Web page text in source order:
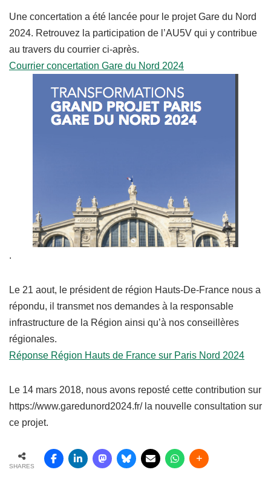
Une concertation a été lancée pour le projet Gare du Nord
2024. Retrouvez la participation de l’AU5V qui y contribue
au travers du courrier ci-après.
Courrier concertation Gare du Nord 2024
.
Le 21 aout, le président de région Hauts-De-France nous a
répondu, il transmet nos demandes à la responsable
infrastructure de la Région ainsi qu’à nos conseillères
régionales.
Réponse Région Hauts de France sur Paris Nord 2024
Le 14 mars 2018, nous avons reposté cette contribution sur
https://www.garedunord2024.fr/ la nouvelle consultation sur
ce projet.
SHARES